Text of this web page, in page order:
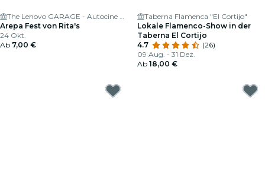
The Lenovo GARAGE - Autocine Madrid
Arepa Fest von Rita's
24 Okt.
Ab 7,00 €
Taberna Flamenca "El Cortijo"
Lokale Flamenco-Show in der
Taberna El Cortijo
4.7
(26)
09 Aug. - 31 Dez.
Ab 18,00 €